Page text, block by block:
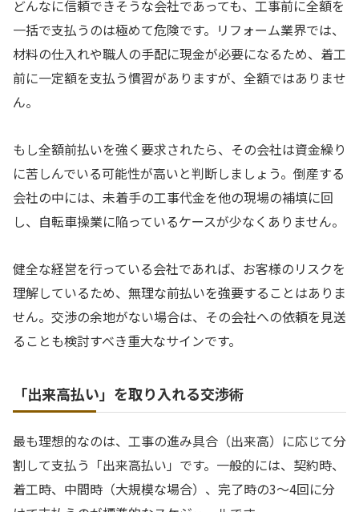
どんなに信頼できそうな会社であっても、工事前に全額を
一括で支払うのは極めて危険です。リフォーム業界では、
材料の仕入れや職人の手配に現金が必要になるため、着工
前に一定額を支払う慣習がありますが、全額ではありませ
ん。
もし全額前払いを強く要求されたら、その会社は資金繰り
に苦しんでいる可能性が高いと判断しましょう。倒産する
会社の中には、未着手の工事代金を他の現場の補填に回
し、自転車操業に陥っているケースが少なくありません。
健全な経営を行っている会社であれば、お客様のリスクを
理解しているため、無理な前払いを強要することはありま
せん。交渉の余地がない場合は、その会社への依頼を見送
ることも検討すべき重大なサインです。
「出来高払い」を取り入れる交渉術
最も理想的なのは、工事の進み具合（出来高）に応じて分
割して支払う「出来高払い」です。一般的には、契約時、
着工時、中間時（大規模な場合）、完了時の3〜4回に分